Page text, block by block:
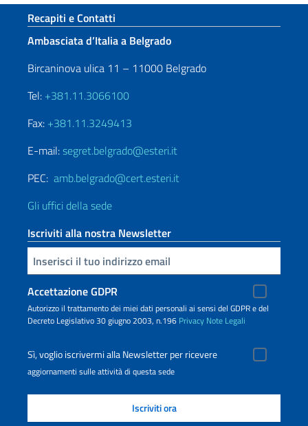
Sezione footer
Recapiti e Contatti
Ambasciata d’Italia a Belgrado
Bircaninova ulica 11 – 11000 Belgrado
Tel: +381.11.3066100
Fax: +381.11.3249413
E-mail:segret.belgrado@esteri.it
PEC: amb.belgrado@cert.esteri.it
Gli uffici della sede
Iscriviti alla nostra Newsletter
Inserisci la tua email
Accettazione GDPR
Autorizzo il trattamento dei miei dati personali ai sensi del GDPR e del
Decreto Legislativo 30 giugno 2003, n.196 Privacy Note Legali
Sì, voglio iscrivermi alla Newsletter per ricevere
aggiornamenti sulle attività di questa sede